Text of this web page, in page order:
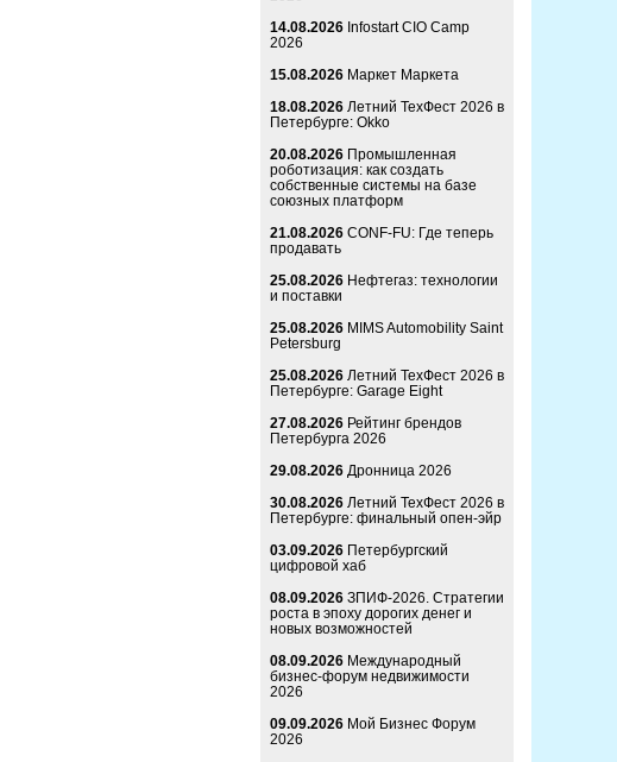
14.08.2026 Infostart CIO Camp
2026
15.08.2026 Маркет Маркета
18.08.2026 Летний ТехФест 2026 в
Петербурге: Okko
20.08.2026 Промышленная
роботизация: как создать
собственные системы на базе
союзных платформ
21.08.2026 CONF-FU: Где теперь
продавать
25.08.2026 Нефтегаз: технологии
и поставки
25.08.2026 MIMS Automobility Saint
Petersburg
25.08.2026 Летний ТехФест 2026 в
Петербурге: Garage Eight
27.08.2026 Рейтинг брендов
Петербурга 2026
29.08.2026 Дронница 2026
30.08.2026 Летний ТехФест 2026 в
Петербурге: финальный опен-эйр
03.09.2026 Петербургский
цифровой хаб
08.09.2026 ЗПИФ-2026. Стратегии
роста в эпоху дорогих денег и
новых возможностей
08.09.2026 Международный
бизнес-форум недвижимости
2026
09.09.2026 Мой Бизнес Форум
2026